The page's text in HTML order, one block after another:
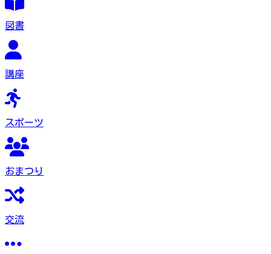
図書
講座
スポーツ
おまつり
交流